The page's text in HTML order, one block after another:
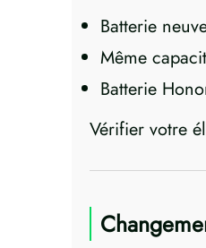
Batterie
Même
Batterie
Vérifier votre